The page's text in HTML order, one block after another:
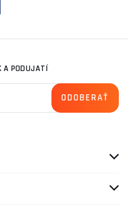
A PODUJATÍ